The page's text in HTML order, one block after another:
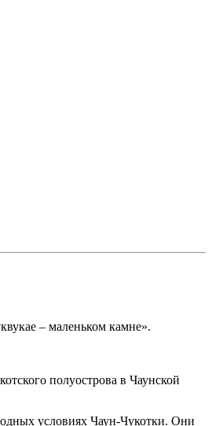
– маленьком камне».
полуострова в Чаунской
условиях Чаун-Чукотки. Они